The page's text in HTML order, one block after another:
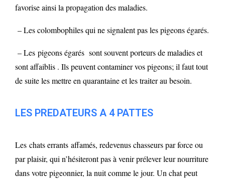
favorise ainsi la propagation des maladies.
– Les colombophiles qui ne signalent pas les pigeons égarés.
– Les pigeons égarés sont souvent porteurs de maladies et
sont affaiblis . Ils peuvent contaminer vos pigeons; il faut tout
de suite les mettre en quarantaine et les traiter au besoin.
LES PREDATEURS A 4 PATTES
Les chats errants affamés, redevenus chasseurs par force ou
par plaisir, qui n’hésiteront pas à venir prélever leur nourriture
dans votre pigeonnier, la nuit comme le jour. Un chat peut